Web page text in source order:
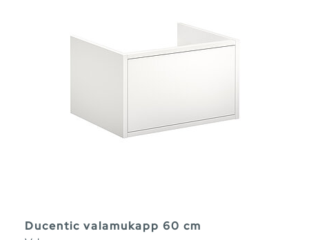
Ducentic valamukapp 60 cm